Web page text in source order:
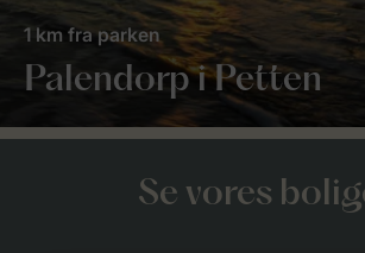
Palendorp i Petten
1 km fra parken
Se vores